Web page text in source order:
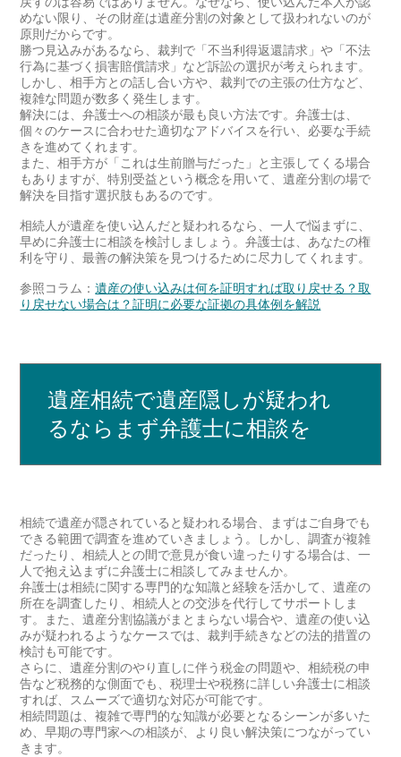
めない限り、その財産は遺産分割の対象として扱われないのが
原則だからです。
勝つ見込みがあるなら、裁判で「不当利得返還請求」や「不法
行為に基づく損害賠償請求」など訴訟の選択が考えられます。
しかし、相手方との話し合い方や、裁判での主張の仕方など、
複雑な問題が数多く発生します。
解決には、弁護士への相談が最も良い方法です。弁護士は、
個々のケースに合わせた適切なアドバイスを行い、必要な手続
きを進めてくれます。
また、相手方が「これは生前贈与だった」と主張してくる場合
もありますが、特別受益という概念を用いて、遺産分割の場で
解決を目指す選択肢もあるのです。
相続人が遺産を使い込んだと疑われるなら、一人で悩まずに、
早めに弁護士に相談を検討しましょう。弁護士は、あなたの権
利を守り、最善の解決策を見つけるために尽力してくれます。
参照コラム：遺産の使い込みは何を証明すれば取り戻せる？取
り戻せない場合は？証明に必要な証拠の具体例を解説
遺産相続で遺産隠しが疑われ
るならまず弁護士に相談を
相続で遺産が隠されていると疑われる場合、まずはご自身でも
できる範囲で調査を進めていきましょう。しかし、調査が複雑
だったり、相続人との間で意見が食い違ったりする場合は、一
人で抱え込まずに弁護士に相談してみませんか。
弁護士は相続に関する専門的な知識と経験を活かして、遺産の
所在を調査したり、相続人との交渉を代行してサポートしま
す。また、遺産分割協議がまとまらない場合や、遺産の使い込
みが疑われるようなケースでは、裁判手続きなどの法的措置の
検討も可能です。
さらに、遺産分割のやり直しに伴う税金の問題や、相続税の申
告など税務的な側面でも、税理士や税務に詳しい弁護士に相談
すれば、スムーズで適切な対応が可能です。
相続問題は、複雑で専門的な知識が必要となるシーンが多いた
め、早期の専門家への相談が、より良い解決策につながってい
きます。